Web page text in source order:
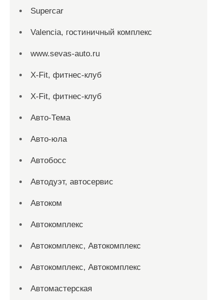
Supercar
Valencia, гостиничный комплекс
www.sevas-auto.ru
X-Fit, фитнес-клуб
X-Fit, фитнес-клуб
Авто-Тема
Авто-юла
Автобосс
Автодуэт, автосервис
Автоком
Автокомплекс
Автокомплекс, Автокомплекс
Автокомплекс, Автокомплекс
Автомастерская